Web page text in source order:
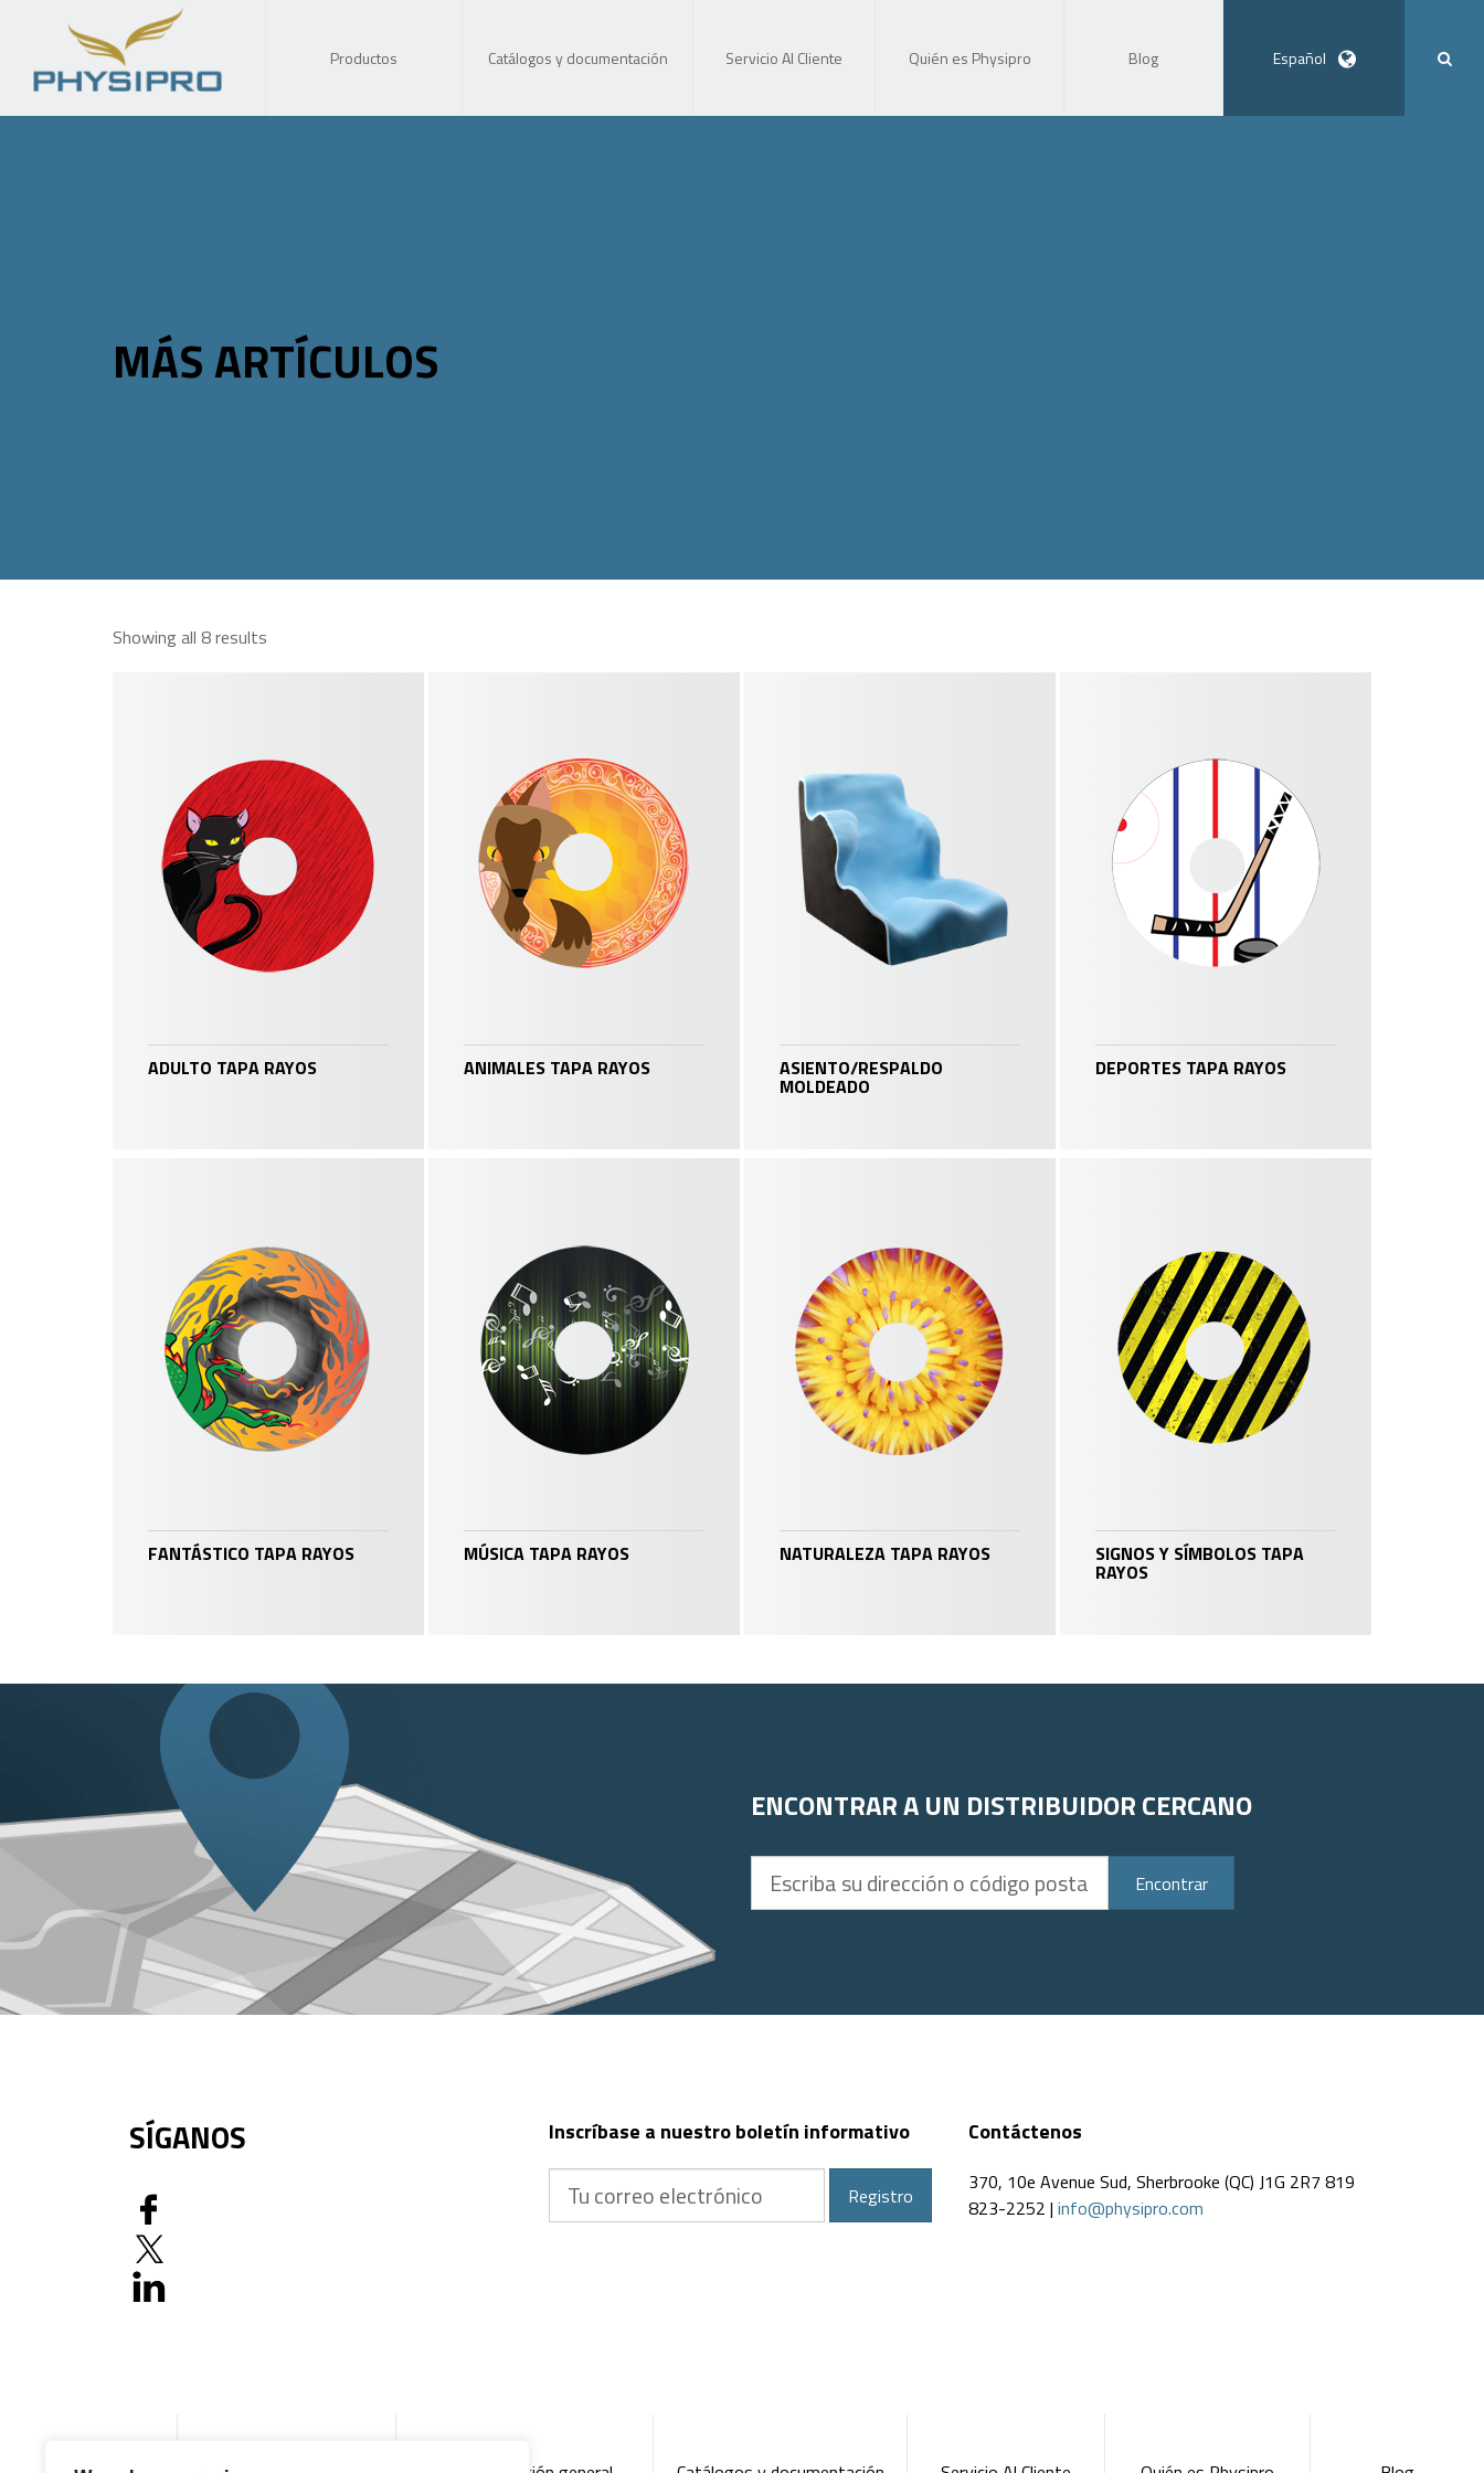
Productos Catálogos y documentación Servicio Al Cliente Quién es Physipro Blog Español
MÁS ARTÍCULOS
Showing all 8 results
ADULTO TAPA RAYOS ANIMALES TAPA RAYOS ASIENTO/RESPALDO
MOLDEADO
DEPORTES TAPA RAYOS
FANTÁSTICO TAPA RAYOS MÚSICA TAPA RAYOS NATURALEZA TAPA RAYOS SIGNOS Y SÍMBOLOS TAPA
RAYOS
ENCONTRAR A UN DISTRIBUIDOR CERCANO
Encontrar
SÍGANOS Inscríbase a nuestro boletín informativo
correo
Registro
Contáctenos
370, 10e Avenue Sud, Sherbrooke (QC) J1G 2R7 819
823-2252 | info@physipro.com